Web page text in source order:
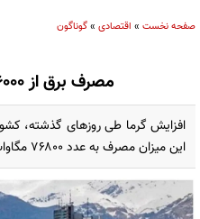
صفحه نخست » اقتصادی »گوناگون
مصرف برق از ۷۶۰۰۰ مگاوات گذشت
افزایش گرما طی روزهای گذشته،
این میزان مصرف به عدد ۷۶۸۰۰ مگاوات رسیده است.